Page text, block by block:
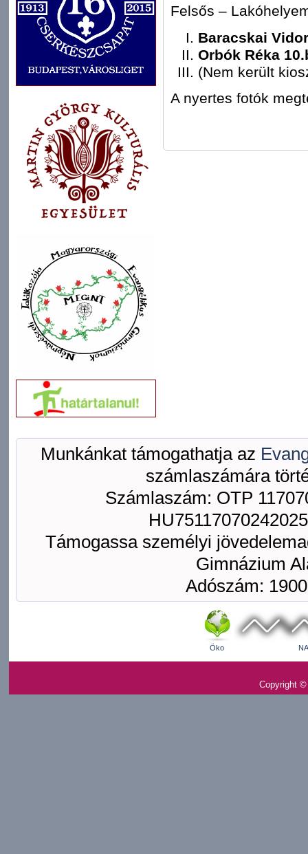
Felsős –
Baracskai
Orbók Réka
(Nem került
A nyertes fotók
Munkánkat támogathatja az
számlaszámára
Számlaszám: OTP
Támogassa személyi
Gimnázium
Adószám:
Öko
Copyright